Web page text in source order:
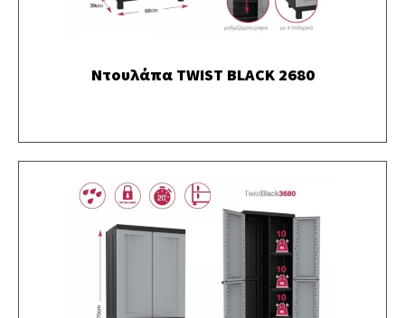
Ντουλάπα TWIST BLACK 2680